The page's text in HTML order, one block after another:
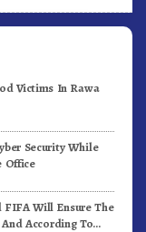
Victims In Rawa
Security While
Office
Will Ensure The
According To